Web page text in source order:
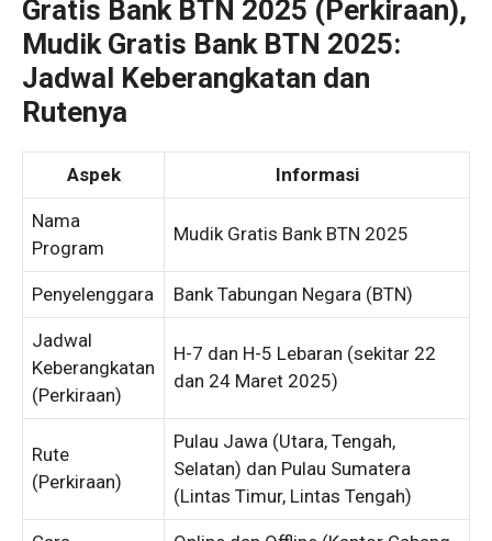
Gratis Bank BTN 2025 (Perkiraan),
Mudik Gratis Bank BTN 2025:
Jadwal Keberangkatan dan
Rutenya
Aspek Informasi
Nama
Program
Mudik Gratis Bank BTN 2025
Penyelenggara Bank Tabungan Negara (BTN)
Jadwal
Keberangkatan
(Perkiraan)
H-7 dan H-5 Lebaran (sekitar 22
dan 24 Maret 2025)
Rute
(Perkiraan)
Pulau Jawa (Utara, Tengah,
Selatan) dan Pulau Sumatera
(Lintas Timur, Lintas Tengah)